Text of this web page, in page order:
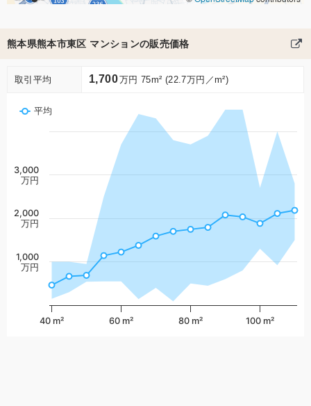
熊本県熊本市東区 マンションの販売価格
取引平均 1,700万円 75m² (22.7万円／m²)
平均
40 m² 60 m² 80 m² 100 m²
1,000
万円
2,000
万円
3,000
万円